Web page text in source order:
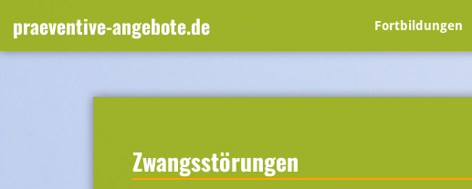
praeventive-angebote.de Fortbildungen
Zwangsstörungen